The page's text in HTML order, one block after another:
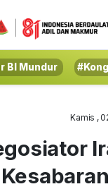
BI Mundur
Kamis ,